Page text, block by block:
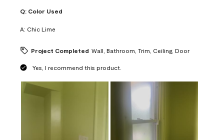
Q: Color Used
A: Chic Lime
Project Completed Wall, Bathroom, Trim, Ceiling, Door
Yes, I recommend this product.